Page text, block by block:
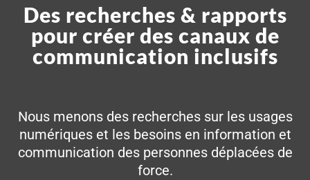
Des recherches & rapports
pour créer des canaux de
communication inclusifs
Nous menons des recherches sur les usages
numériques et les besoins en information et
communication des personnes déplacées de
force.